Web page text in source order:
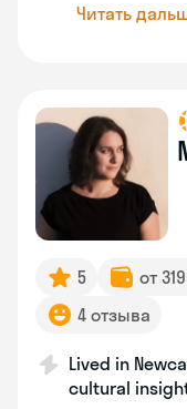
Читать
5 от
4 отзыва
Lived in
cultural